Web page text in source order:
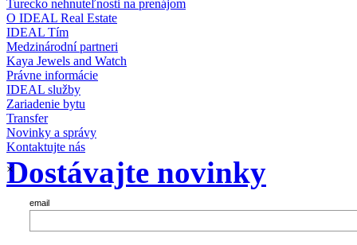
×
Turecko nehnuteľnosti na prenájom
O IDEAL Real Estate
IDEAL Tím
Medzinárodní partneri
Kaya Jewels and Watch
Právne informácie
IDEAL služby
Zariadenie bytu
Transfer
Novinky a správy
Kontaktujte nás
Dostávajte novinky
email